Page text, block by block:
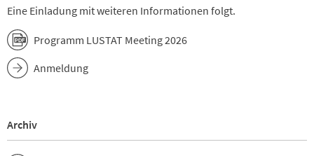
Eine Einladung mit weiteren Informationen folgt.
Programm LUSTAT Meeting 2026
Anmeldung
Archiv